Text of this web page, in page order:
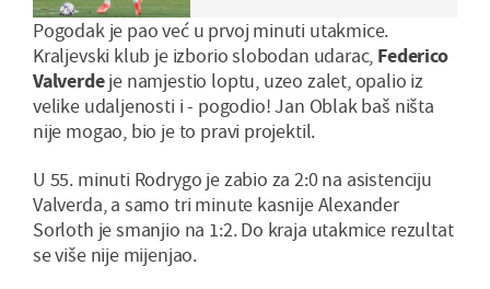
Pogodak je pao već u prvoj minuti utakmice.
Kraljevski klub je izborio slobodan udarac, Federico
Valverdeje namjestio loptu, uzeo zalet, opalio iz
velike udaljenosti i - pogodio! Jan Oblak baš ništa
nije mogao, bio je to pravi projektil.
U 55. minuti Rodrygo je zabio za 2:0 na asistenciju
Valverda, a samo tri minute kasnije Alexander
Sorloth je smanjio na 1:2. Do kraja utakmice rezultat
se više nije mijenjao.